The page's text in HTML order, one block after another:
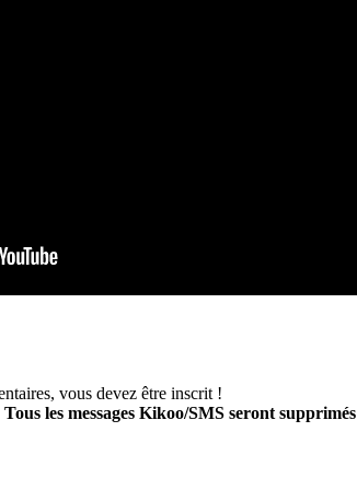
vous devez être inscrit !
les messages Kikoo/SMS seront supprimés